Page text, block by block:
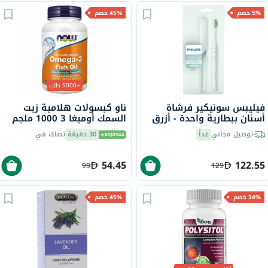
5% خصم
فيليبس سونيكير فرشاة
أسنان ببطارية واحدة - أزرق
فاتح نعناعي HY1100/03
توصيل مجانيغداً
122.55
129
45% خصم
+5000 طلب
ناو كبسولات هلامية زيت
السمك أوميغا 3 1000 ملجم
180 EPA / 120 DHA حزمة من
100 30 دقيقة تصلك في
54.45
99
34% خصم 45% خصم